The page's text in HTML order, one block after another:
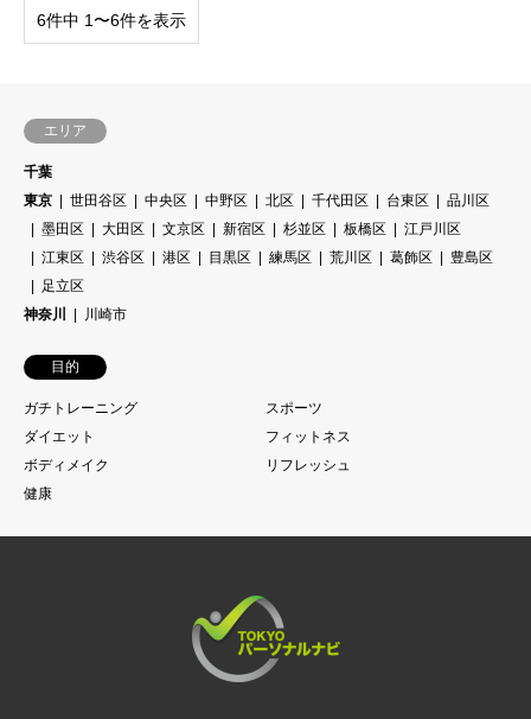
6件中 1〜6件を表示
エリア
千葉
東京
世田谷区 中央区 中野区 北区 千代田区 台東区
品川区
墨田区
大田区 文京区 新宿区 杉並区 板橋区
江戸川区
江東区
渋谷区 港区 目黒区 練馬区 荒川区 葛飾区
豊島区
足立区
神奈川
川崎市
目的
ガチトレーニング
スポーツ
ダイエット
フィットネス
ボディメイク
リフレッシュ
健康